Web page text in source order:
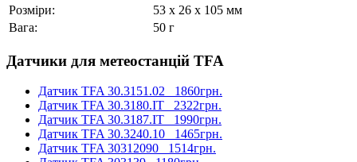
Розміри:
53 x 26 x 105 мм
Вага:
50 г
Датчики для метеостанцій TFA
Датчик TFA 30.3151.02 1860грн.
Датчик TFA 30.3180.IT 2322грн.
Датчик TFA 30.3187.IT 1990грн.
Датчик TFA 30.3240.10 1465грн.
Датчик TFA 30312090 1514грн.